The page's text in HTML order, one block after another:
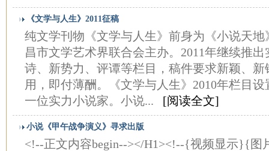
《文学与人生》2011征稿
纯文学刊物《文学与人生》前身为《小说天地
昌市文学艺术界联合会主办。2011年继续推
诗、新势力、评谭等栏目，稿件要求新颖、
用，即付薄酬。《文学与人生》2010年栏目
一位实力小说家。小说... [阅读全文]
小说《甲午战争演义》寻求出版
<!--正文内容begin--></H1><!--{视频显示}{